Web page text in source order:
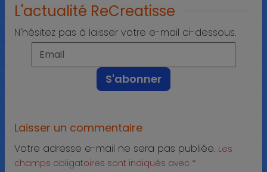
L'actualité ReCreatisse
N'hésitez pas à laisser votre e-mail ci-dessous.
Laisser un commentaire
Votre adresse e-mail ne sera pas publiée. Les
champs obligatoires sont indiqués avec *